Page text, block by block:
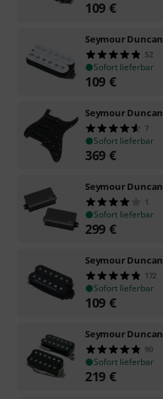
109 €
Seymour Duncan
52
Sofort lieferbar
109 €
Seymour Duncan
7
Sofort lieferbar
369 €
Seymour Duncan
1
Sofort lieferbar
299 €
Seymour Duncan
172
Sofort lieferbar
109 €
Seymour Duncan
90
Sofort lieferbar
219 €